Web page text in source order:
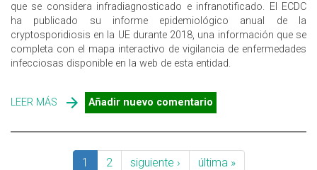
que se considera infradiagnosticado e infranotificado. El ECDC
ha publicado su informe epidemiológico anual de la
cryptosporidiosis en la UE durante 2018, una información que se
completa con el mapa interactivo de vigilancia de enfermedades
infecciosas disponible en la web de esta entidad.
LEER MÁS SOBRE CRYPTOSPORIDIUM, UN PARÁSITO A
CONTROLAR EN LAS AGUAS Y ALIMENTOS DE LA UE
Añadir nuevo comentario
1 2 siguiente › última »